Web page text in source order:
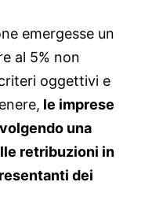
emergesse un
al 5% non
oggettivi e
le imprese
una
retribuzioni in
dei